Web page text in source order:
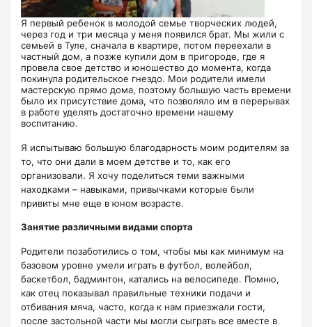
Я первый ребенок в молодой семье творческих людей,
через год и три месяца у меня появился брат. Мы жили с
семьей в Туле, сначала в квартире, потом переехали в
частный дом, а позже купили дом в пригороде, где я
провела свое детство и юношество до момента, когда
покинула родительское гнездо. Мои родители имели
мастерскую прямо дома, поэтому большую часть времени
было их присутствие дома, что позволяло им в перерывах
в работе уделять достаточно времени нашему
воспитанию.
Я испытываю большую благодарность моим родителям за
то, что они дали в моем детстве и то, как его
организовали. Я хочу поделиться теми важными
находками – навыками, привычками которые были
привиты мне еще в юном возрасте.
Занятие различными видами спорта
Родители позаботились о том, чтобы мы как минимум на
базовом уровне умели играть в футбол, волейбол,
баскетбол, бадминтон, катались на велосипеде. Помню,
как отец показывал правильные техники подачи и
отбивания мяча, часто, когда к нам приезжали гости,
после застольной части мы могли сыграть все вместе в